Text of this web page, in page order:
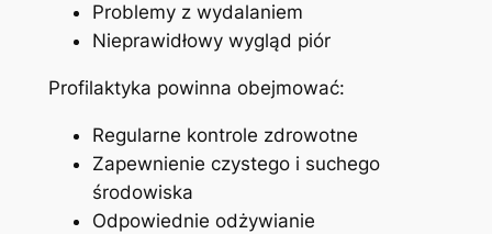
Problemy z wydalaniem
Nieprawidłowy wygląd piór
Profilaktyka powinna obejmować:
Regularne kontrole zdrowotne
Zapewnienie czystego i suchego
środowiska
Odpowiednie odżywianie